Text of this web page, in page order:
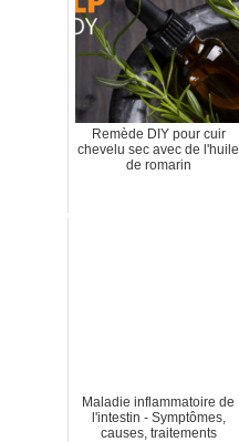
Remède DIY pour cuir
chevelu sec avec de l'huile
de romarin
Maladie inflammatoire de
l'intestin - Symptômes,
causes, traitements